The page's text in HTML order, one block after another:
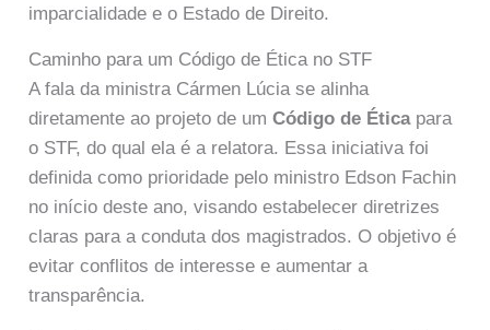
imparcialidade e o Estado de Direito.
Caminho para um Código de Ética no STF
A fala da ministra Cármen Lúcia se alinha
diretamente ao projeto de umCódigo de Éticapara
o STF, do qual ela é a relatora. Essa iniciativa foi
definida como prioridade pelo ministro Edson Fachin
no início deste ano, visando estabelecer diretrizes
claras para a conduta dos magistrados. O objetivo é
evitar conflitos de interesse e aumentar a
transparência.